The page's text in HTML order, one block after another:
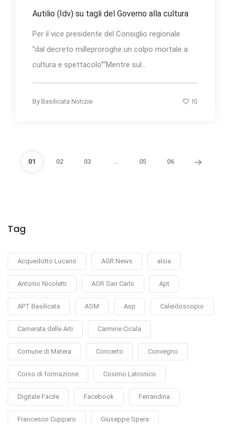
Autilio (Idv) su tagli del Governo alla cultura
Per il vice presidente del Consiglio regionale
“dal decreto milleproroghe un colpo mortale a
cultura e spettacolo”“Mentre sul...
By Basilicata Notizie 10
01 02 03 … 05 06
Tag
Acquedotto Lucano AGR News alsia
Antonio Nicoletti AOR San Carlo Apt
APT Basilicata ASM Asp Caleidoscopio
Camerata delle Arti Carmine Cicala
Comune di Matera Concerto Convegno
Corso di formazione Cosimo Latronico
Digitale Facile Facebook Ferrandina
Francesco Cupparo Giuseppe Spera